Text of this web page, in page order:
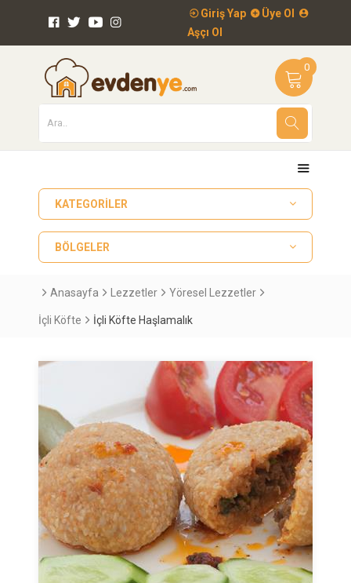
Giriş Yap
Üye Ol
Aşçı Ol
0
KATEGORILER
BÖLGELER
Anasayfa Lezzetler Yöresel Lezzetler
İçli Köfte İçli Köfte Haşlamalık